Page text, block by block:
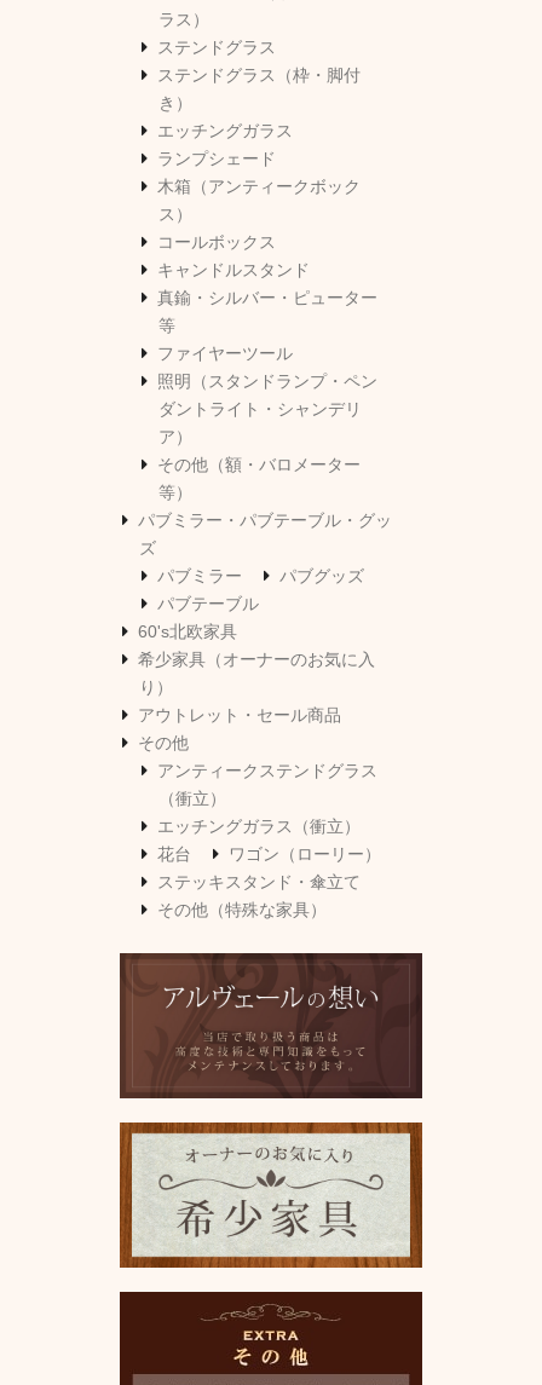
ラス）
ステンドグラス
ステンドグラス（枠・脚付
き）
エッチングガラス
ランプシェード
木箱（アンティークボック
ス）
コールボックス
キャンドルスタンド
真鍮・シルバー・ピューター
等
ファイヤーツール
照明（スタンドランプ・ペン
ダントライト・シャンデリ
ア）
その他（額・バロメーター
等）
パブミラー・パブテーブル・グッ
ズ
パブミラー
パブグッズ
パブテーブル
60's北欧家具
希少家具（オーナーのお気に入
り）
アウトレット・セール商品
その他
アンティークステンドグラス
（衝立）
エッチングガラス（衝立）
花台
ワゴン（ローリー）
ステッキスタンド・傘立て
その他（特殊な家具）